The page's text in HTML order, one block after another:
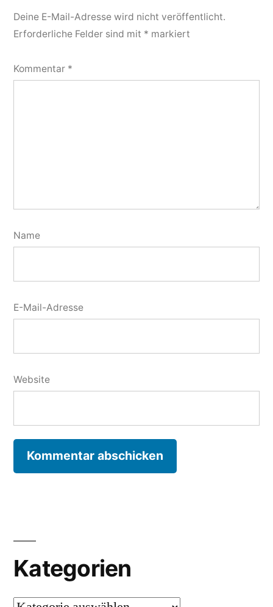
Deine E-Mail-Adresse wird nicht veröffentlicht.
Erforderliche Felder sind mit * markiert
Kommentar *
Name
E-Mail-Adresse
Website
Kategorien